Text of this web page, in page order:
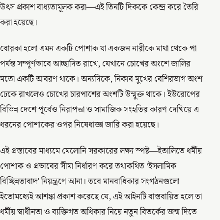
উৎস প্রকাশ বাধ্যতামূলক করা—এই তিনটি দিককে কেন্দ্র করে তৈরি
করা হয়েছে।
বোরকা হলো এমন একটি পোশাক যা একজন নারীকে মাথা থেকে পা
পর্যন্ত সম্পূর্ণভাবে আচ্ছাদিত রাখে, যেখানে চোখের অংশে জালির
মতো একটি আবরণ থাকে। অন্যদিকে, নিকাব মুখের বেশিরভাগ অংশ
ঢেকে রাখলেও চোখের চারপাশের অংশটি উন্মুক্ত থাকে। ইউরোপের
বিভিন্ন দেশে পূর্বেও নিরাপত্তা ও সামাজিক সংহতির কারণ দেখিয়ে এ
ধরনের পোশাকের ওপর নিষেধাজ্ঞা জারি করা হয়েছে।
এই প্রস্তাবের মাধ্যমে মেলোনি সরকারের লক্ষ্য স্পষ্ট—ইতালিতে ধর্মীয়
পোশাক ও প্রভাবের সীমা নির্ধারণ করে তথাকথিত ‘ইসলামিক
বিচ্ছিন্নতাবাদ’ নিয়ন্ত্রণে আনা। তবে মানবাধিকার সংগঠনগুলো
ইতোমধ্যেই আশঙ্কা প্রকাশ করেছে যে, এই আইনটি বাস্তবায়িত হলে তা
ধর্মীয় স্বাধীনতা ও ব্যক্তিগত অধিকার নিয়ে নতুন বিতর্কের জন্ম দিতে